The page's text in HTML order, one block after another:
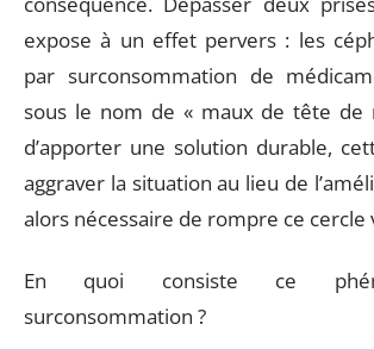
expose à un effet pervers : les
par surconsommation de
sous le nom de « maux de tête de
d’apporter une solution durable,
aggraver la situation au lieu de
alors nécessaire de rompre ce cercle
En quoi consiste ce
surconsommation ?